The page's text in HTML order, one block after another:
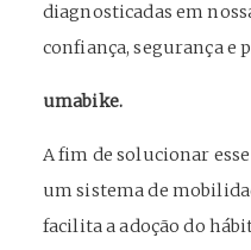
diagnosticadas em
confiança, segurança e
umabike.
A fim de solucionar
um sistema de
facilita a adoção do